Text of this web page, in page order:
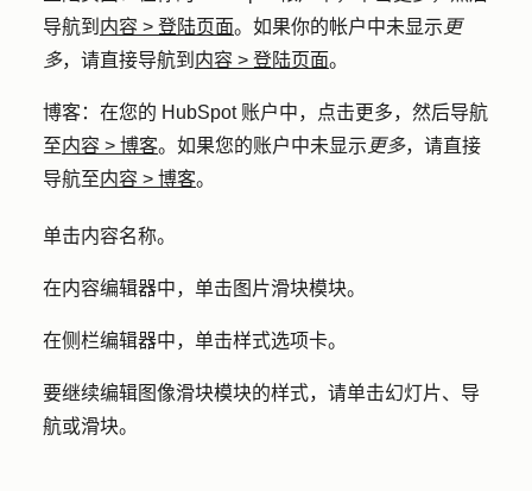
导航到 内容 > 登陆页面。如果你的帐户中未显示 更
多，请直接导航到 内容 > 登陆页面。
博客：在您的 HubSpot 账户中，点击更多，然后导航
至内容 > 博客。如果您的账户中未显示 更多，请直接
导航至内容 > 博客。
单击内容名称。
在内容编辑器中，单击 图片滑块模块。
在侧栏编辑器中，单击样式选项卡。
要继续编辑图像滑块模块的样式，请单击幻灯片、 导
航或滑块。